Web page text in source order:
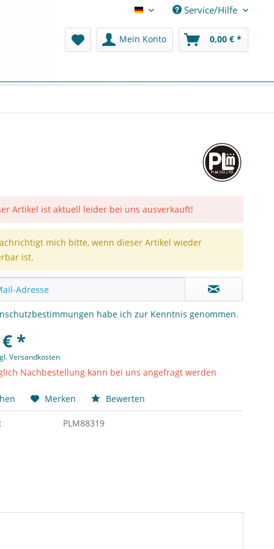
Deutsch Service/Hilfe
Mein Konto 0,00 € *
Artikel ist aktuell leider bei uns ausverkauft!
mich bitte, wenn dieser Artikel wieder
ist.
habe ich zur Kenntnis genommen.
*
Versandkosten
Nachbestellung kann bei uns angefragt werden
Merken Bewerten
PLM88319